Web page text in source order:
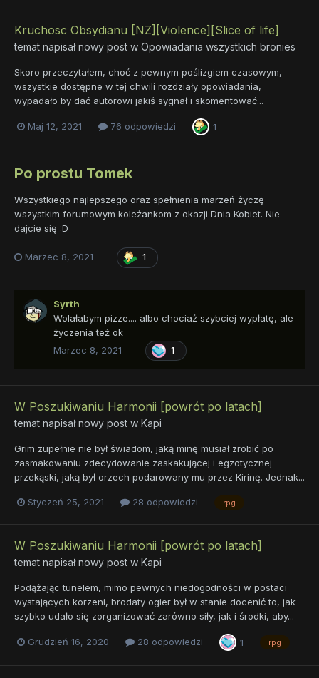
Kruchosc Obsydianu [NZ][Violence][Slice of life]
temat napisał nowy post w Opowiadania wszystkich bronies
Skoro przeczytałem, choć z pewnym poślizgiem czasowym,
wszystkie dostępne w tej chwili rozdziały opowiadania,
wypadało by dać autorowi jakiś sygnał i skomentować...
Maj 12, 2021 76 odpowiedzi 1
Po prostu Tomek
Wszystkiego najlepszego oraz spełnienia marzeń życzę
wszystkim forumowym koleżankom z okazji Dnia Kobiet. Nie
dajcie się :D
Marzec 8, 2021 1
Syrth
Wolałabym pizze.... albo chociaż szybciej wypłatę, ale
życzenia też ok
Marzec 8, 2021
1
W Poszukiwaniu Harmonii [powrót po latach]
temat napisał nowy post w Kapi
Grim zupełnie nie był świadom, jaką minę musiał zrobić po
zasmakowaniu zdecydowanie zaskakującej i egzotycznej
przekąski, jaką był orzech podarowany mu przez Kirinę. Jednak...
Styczeń 25, 2021 28 odpowiedzi rpg
W Poszukiwaniu Harmonii [powrót po latach]
temat napisał nowy post w Kapi
Podążając tunelem, mimo pewnych niedogodności w postaci
wystających korzeni, brodaty ogier był w stanie docenić to, jak
szybko udało się zorganizować zarówno siły, jak i środki, aby...
Grudzień 16, 2020 28 odpowiedzi 1 rpg